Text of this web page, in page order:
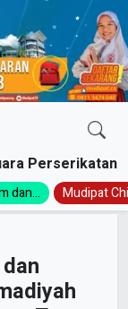
Perserikatan
dan... Mudipat